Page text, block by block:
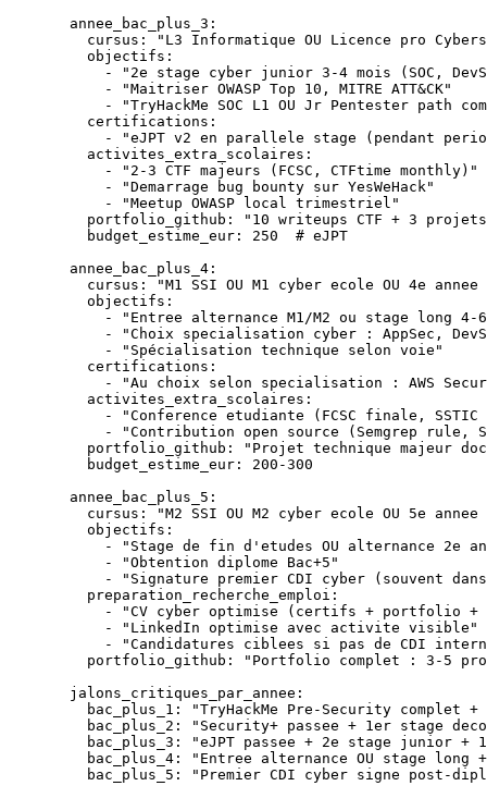
  annee_bac_plus_3
:
    cursus
:
"L3 Informatique OU Licence pro
    objectifs
:
      -
"2e stage cyber junior 3-4 mois (SOC,
      -
"Maitriser OWASP Top 10, MITRE ATT&CK"
      -
"TryHackMe SOC L1 OU Jr Pentester path
    certifications
:
      -
"eJPT v2 en parallele stage (pendant
    activites_extra_scolaires
:
      -
"2-3 CTF majeurs (FCSC, CTFtime monthly)"
      -
"Demarrage bug bounty sur YesWeHack"
      -
"Meetup OWASP local trimestriel"
    portfolio_github
:
"10 writeups CTF + 3
    budget_estime_eur
: 250
  # eJPT
  annee_bac_plus_4
:
    cursus
:
"M1 SSI OU M1 cyber ecole OU 4e
    objectifs
:
      -
"Entree alternance M1/M2 ou stage long 4-
      -
"Choix specialisation cyber : AppSec,
      -
"Spécialisation technique selon voie"
    certifications
:
      -
"Au choix selon specialisation : AWS
    activites_extra_scolaires
:
      -
"Conference etudiante (FCSC finale,
      -
"Contribution open source (Semgrep rule,
    portfolio_github
:
"Projet technique majeur
    budget_estime_eur
: 200-300
  annee_bac_plus_5
:
    cursus
:
"M2 SSI OU M2 cyber ecole OU 5e
    objectifs
:
      -
"Stage de fin d'etudes OU alternance 2e
      -
"Obtention diplome Bac+5"
      -
"Signature premier CDI cyber (souvent
    preparation_recherche_emploi
:
      -
"CV cyber optimise (certifs + portfolio +
      -
"LinkedIn optimise avec activite visible"
      -
"Candidatures ciblees si pas de CDI
    portfolio_github
:
"Portfolio complet : 3-5
  jalons_critiques_par_annee
:
    bac_plus_1
:
"TryHackMe Pre-Security complet
    bac_plus_2
:
"Security+ passee + 1er stage
    bac_plus_3
:
"eJPT passee + 2e stage junior +
    bac_plus_4
:
"Entree alternance OU stage
    bac_plus_5
:
"Premier CDI cyber signe post-